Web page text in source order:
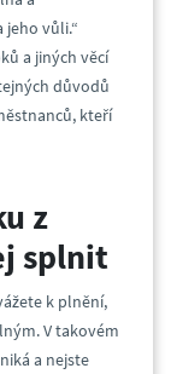
jeho vůli.“
a jiných věcí
důvodů
kteří
z
splnit
k plnění,
V takovém
a nejste